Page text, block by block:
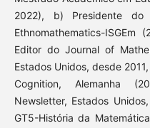
2022), b) Presidente do
Ethnomathematics-ISGEm
Editor do Journal of
Estados Unidos, desde
Cognition, Alemanha
Newsletter, Estados
GT5-História da